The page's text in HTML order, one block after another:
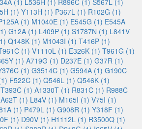
(1) L536H (1) R896C (1) S567L (1)
(1) Y113H (1) P367L (1) R102G (1)
(1) M1040E (1) E545G (1) E545A
G12A (1) L409P (1) S1787N (1) L841V
Q148K (1) M1043I (1) T416P (1)
(1) V1110L (1) E326K (1) T961G (1)
(1) A719G (1) D237E (1) G37R (1)
(1) G3514C (1) G594A (1) G190C
F522C (1) Q546L (1) Q546K (1)
T393C (1) A1330T (1) R831C (1) R988C
A62T (1) L84V (1) M165I (1) V75I (1)
(1) P479L (1) G908R (1) Y318F (1)
(1) D90V (1) H1112L (1) R3500Q (1)